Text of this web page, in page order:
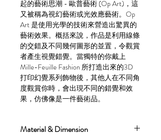
起的藝術思潮 - 歐普藝術 (Op Art)，這
又被稱為視幻藝術或光效應藝術。Op
Art 是使用光學的技術來營造出驚異的
藝術效果。概括來說，作品是利用線條
的交錯及不同幾何圖形的並置，令觀賞
者產生視覺錯覺。當獨特的你戴上
Mille-Feuille Fashion 所打造出來的3D
打印幻覺系列飾物後，其他人在不同角
度觀賞你時，會出現不同的錯覺和效
果，仿佛像是一件藝術品。
Material & Dimension